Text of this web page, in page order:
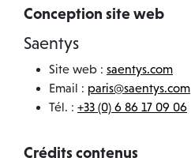
Conception site web
Saentys
Site web : saentys.com
Email : paris@saentys.com
Tél. : +33 (0) 6 86 17 09 06
Crédits contenus